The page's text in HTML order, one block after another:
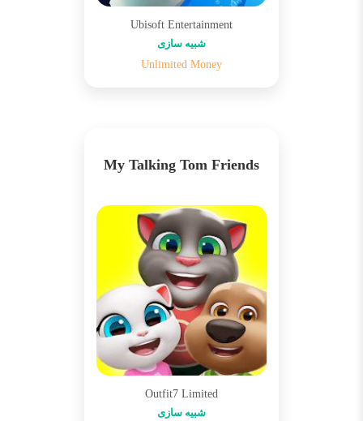
Ubisoft Entertainment
شبیه سازی
Unlimited Money
My Talking Tom Friends
Outfit7 Limited
شبیه سازی